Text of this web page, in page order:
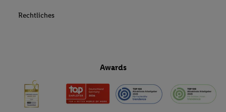
Rechtliches
Awards